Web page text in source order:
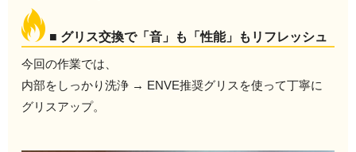
■ グリス交換で「音」も「性能」もリフレッシュ
今回の作業では、
内部をしっかり洗浄 → ENVE推奨グリスを使って丁寧に
グリスアップ。